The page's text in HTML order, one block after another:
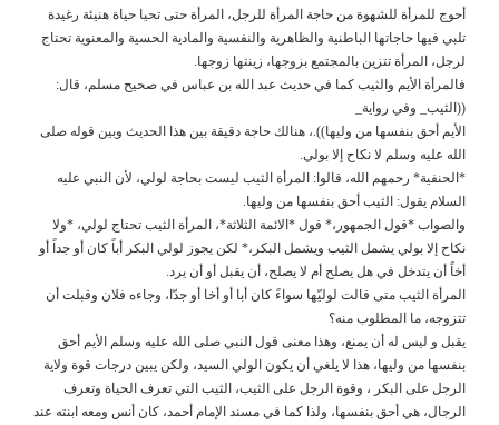
أحوج للمرأة للشهوة من حاجة المرأة للرجل، المرأة حتى تحيا حياة هنيئة رغيدة
تلبي فيها حاجاتها الباطنية والظاهرية والنفسية والمادية الحسية والمعنوية تحتاج
لرجل، المرأة تتزين بالمجتمع بزوجها، زينتها زوجها.
فالمرأة الأيم والثيب كما في حديث عبد الله بن عباس في صحيح مسلم، قال:
((الثيب_ وفي رواية_
الأيم أحق بنفسها من وليها)).، هنالك حاجة دقيقة بين هذا الحديث وبين قوله صلى
الله عليه وسلم لا نكاح إلا بولي.
*الحنفية* رحمهم الله، قالوا: المرأة الثيب ليست بحاجة لولي، لأن النبي عليه
السلام يقول: الثيب أحق بنفسها من وليها.
والصواب *قول الجمهور،* قول *الائمة الثلاثة*، المرأة الثيب تحتاج لولي، *ولا
نكاح إلا بولي يشمل الثيب ويشمل البكر،* لكن يجوز لولي البكر أباً كان أو جداً أو
أخاً أن يتدخل في هل يصلح أم لا يصلح، أن يقبل أو أن يرد.
المرأة الثيب متى قالت لوليّها سواءً كان أبا أو أخا أو جدّا، وجاءه فلان وقبلت أن
تتزوجه، ما المطلوب منه؟
يقبل و ليس له أن يمنع، وهذا معنى قول النبي صلى الله عليه وسلم الأيم أحق
بنفسها​ من وليها، هذا لا يلغي أن يكون الولي السيد، ولكن يبين درجات قوة ولاية
الرجل على البكر ، وقوة الرجل على الثيب، الثيب التي تعرف الحياة وتعرف
الرجال، هي أحق بنفسها، ولذا كما في مسند الإمام أحمد، كان أنس ومعه ابنته عند